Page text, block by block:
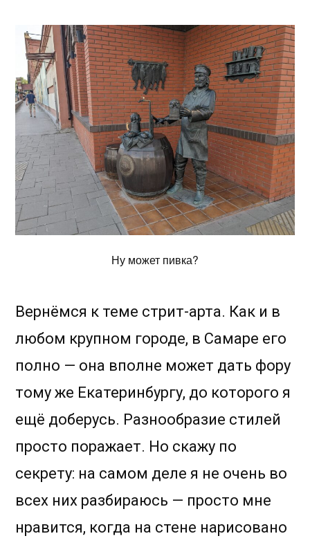
Ну может пивка?
Вернёмся к теме стрит-арта. Как и в
любом крупном городе, в Самаре его
полно — она вполне может дать фору
тому же Екатеринбургу, до которого я
ещё доберусь. Разнообразие стилей
просто поражает. Но скажу по
секрету: на самом деле я не очень во
всех них разбираюсь — просто мне
нравится, когда на стене нарисовано